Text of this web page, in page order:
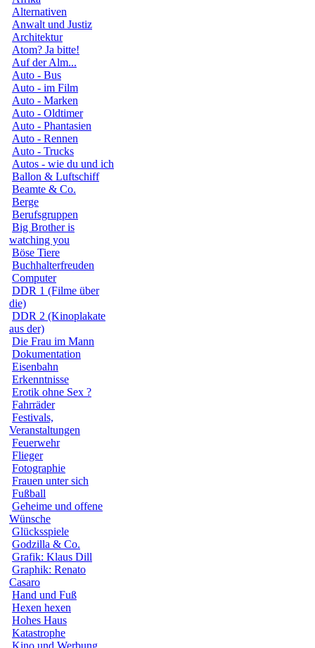
Alternativen
Anwalt und Justiz
Architektur
Atom? Ja bitte!
Auf der Alm...
Auto - Bus
Auto - im Film
Auto - Marken
Auto - Oldtimer
Auto - Phantasien
Auto - Rennen
Auto - Trucks
Autos - wie du und ich
Ballon & Luftschiff
Beamte & Co.
Berge
Berufsgruppen
Big Brother is
watching you
Böse Tiere
Buchhalterfreuden
Computer
DDR 1 (Filme über
die)
DDR 2 (Kinoplakate
aus der)
Die Frau im Mann
Dokumentation
Eisenbahn
Erkenntnisse
Erotik ohne Sex ?
Fahrräder
Festivals,
Veranstaltungen
Feuerwehr
Flieger
Fotographie
Frauen unter sich
Fußball
Geheime und offene
Wünsche
Glücksspiele
Godzilla & Co.
Grafik: Klaus Dill
Graphik: Renato
Casaro
Hand und Fuß
Hexen hexen
Hohes Haus
Katastrophe
Kino und Werbung